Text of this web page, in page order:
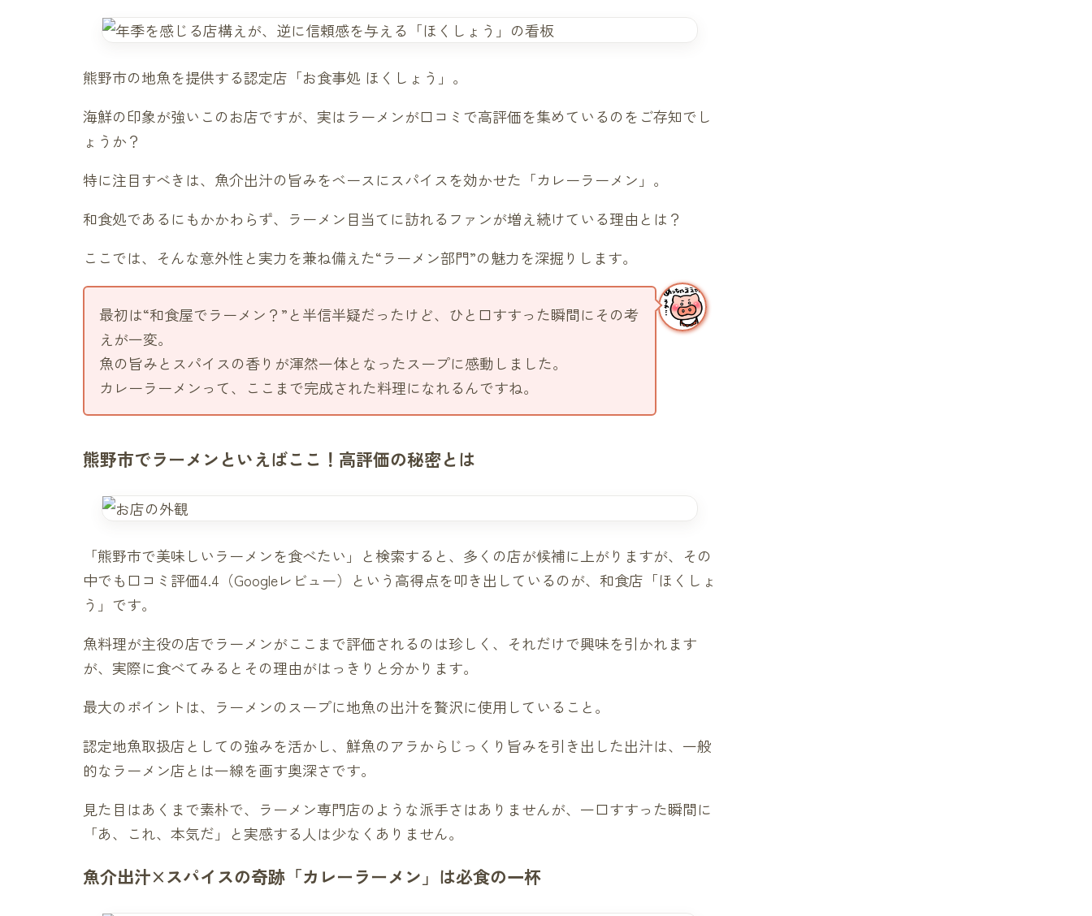
熊野市の地魚を提供する認定店「お食事処 ほくしょう」。
海鮮の印象が強いこのお店ですが、実はラーメンが口コミで高評価を集めているのをご存知でし
ょうか？
特に注目すべきは、魚介出汁の旨みをベースにスパイスを効かせた「カレーラーメン」。
和食処であるにもかかわらず、ラーメン目当てに訪れるファンが増え続けている理由とは？
ここでは、そんな意外性と実力を兼ね備えた“ラーメン部門”の魅力を深掘りします。
最初は“和食屋でラーメン？”と半信半疑だったけど、ひと口すすった瞬間にその考
えが一変。
魚の旨みとスパイスの香りが渾然一体となったスープに感動しました。
カレーラーメンって、ここまで完成された料理になれるんですね。
熊野市でラーメンといえばここ！高評価の秘密とは
「熊野市で美味しいラーメンを食べたい」と検索すると、多くの店が候補に上がりますが、その
中でも口コミ評価4.4（Googleレビュー）という高得点を叩き出しているのが、和食店「ほくしょ
う」です。
魚料理が主役の店でラーメンがここまで評価されるのは珍しく、それだけで興味を引かれます
が、実際に食べてみるとその理由がはっきりと分かります。
最大のポイントは、ラーメンのスープに地魚の出汁を贅沢に使用していること。
認定地魚取扱店としての強みを活かし、鮮魚のアラからじっくり旨みを引き出した出汁は、一般
的なラーメン店とは一線を画す奥深さです。
見た目はあくまで素朴で、ラーメン専門店のような派手さはありませんが、一口すすった瞬間に
「あ、これ、本気だ」と実感する人は少なくありません。
魚介出汁×スパイスの奇跡「カレーラーメン」は必食の一杯